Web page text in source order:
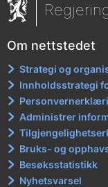
Om nettstedet
Strategi og
Innholdsstrategi
Administrer
Bruks- og
Besøksstatistikk
Nyhetsvarsel